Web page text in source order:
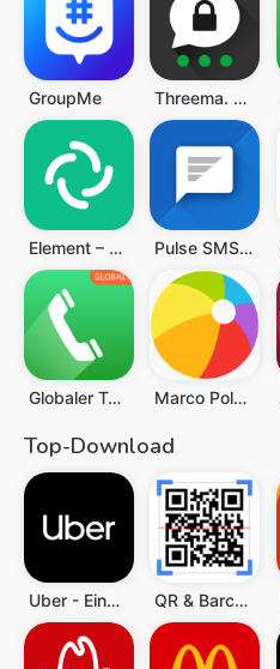
GroupMe Threema. Der sichere Messenger
Element – Sicher kommunizieren Pulse SMS (Phone/Tablet/Web)
Globaler Telefonanruf, WIFI Marco Polo - Video Messenger
Top-Download
Uber - Eine Fahrt bestellen QR & Barcode Scanner (Deutsch)